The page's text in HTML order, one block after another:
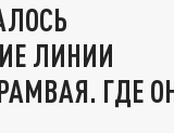
ЛИНИИ
ГДЕ